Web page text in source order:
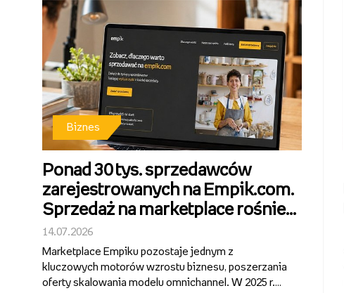
Biznes
Ponad 30 tys. sprzedawców
zarejestrowanych na Empik.com.
Sprzedaż na marketplace rośnie
ponad 40 proc. r/r.
14.07.2026
Marketplace Empiku pozostaje jednym z
kluczowych motorów wzrostu biznesu, poszerzania
oferty skalowania modelu omnichannel. W 2025 r.